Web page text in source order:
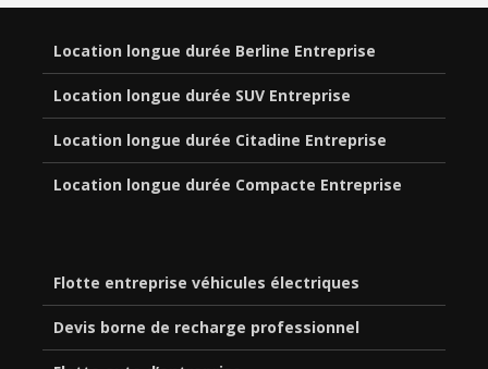
Location longue durée Berline Entreprise
Location longue durée SUV Entreprise
Location longue durée Citadine Entreprise
Location longue durée Compacte Entreprise
Flotte entreprise véhicules électriques
Devis borne de recharge professionnel